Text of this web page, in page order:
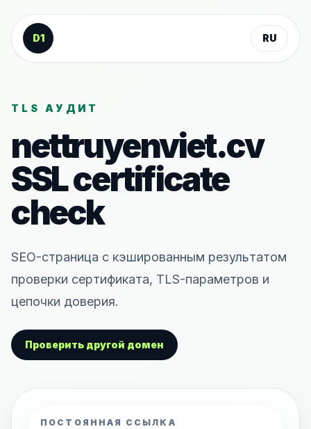
К содержанию
D1
RU
TLS АУДИТ
nettruyenviet.cv
SSL certificate
check
SEO-страница с кэшированным результатом
проверки сертификата, TLS-параметров и
цепочки доверия.
Проверить другой домен
ПОСТОЯННАЯ ССЫЛКА